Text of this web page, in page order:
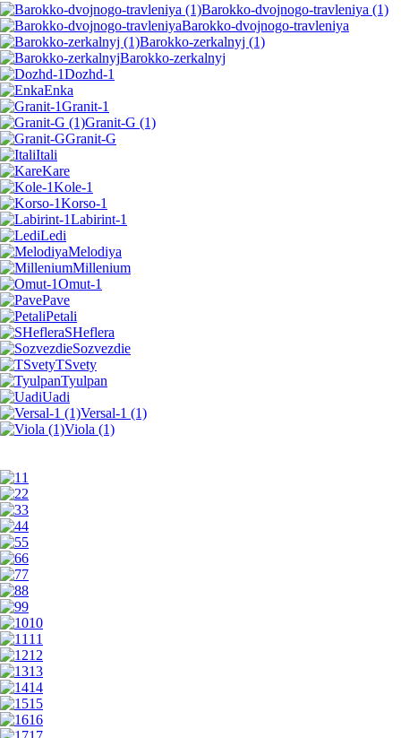
Barokko-dvojnogo-travleniya (1)
Barokko-dvojnogo-travleniya
Barokko-zerkalnyj (1)
Barokko-zerkalnyj
Dozhd-1
Enka
Granit-1
Granit-G (1)
Granit-G
Itali
Kare
Kole-1
Korso-1
Labirint-1
Ledi
Melodiya
Millenium
Omut-1
Pave
Petali
SHeflera
Sozvezdie
TSvety
Tyulpan
Uadi
Versal-1 (1)
Viola (1)
1
2
3
4
5
6
7
8
9
10
11
12
13
14
15
16